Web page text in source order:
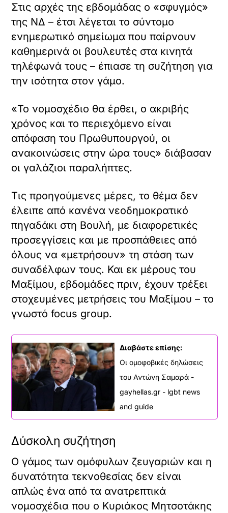
Στις αρχές της εβδομάδας ο «σφυγμός»
της ΝΔ – έτσι λέγεται το σύντομο
ενημερωτικό σημείωμα που παίρνουν
καθημερινά οι βουλευτές στα κινητά
τηλέφωνά τους – έπιασε τη συζήτηση για
την ισότητα στον γάμο.
«Το νομοσχέδιο θα έρθει, ο ακριβής
χρόνος και το περιεχόμενο είναι
απόφαση του Πρωθυπουργού, οι
ανακοινώσεις στην ώρα τους» διάβασαν
οι γαλάζιοι παραλήπτες.
Τις προηγούμενες μέρες, το θέμα δεν
έλειπε από κανένα νεοδημοκρατικό
πηγαδάκι στη Βουλή, με διαφορετικές
προσεγγίσεις και με προσπάθειες από
όλους να «μετρήσουν» τη στάση των
συναδέλφων τους. Και εκ μέρους του
Μαξίμου, εβδομάδες πριν, έχουν τρέξει
στοχευμένες μετρήσεις του Μαξίμου – το
γνωστό focus group.
Διαβάστε επίσης:
Οι ομοφοβικές δηλώσεις
του Αντώνη Σαμαρά -
gayhellas.gr - lgbt news
and guide
Δύσκολη συζήτηση
Ο γάμος των ομόφυλων ζευγαριών και η
δυνατότητα τεκνοθεσίας δεν είναι
απλώς ένα από τα ανατρεπτικά
νομοσχέδια που ο Κυριάκος Μητσοτάκης